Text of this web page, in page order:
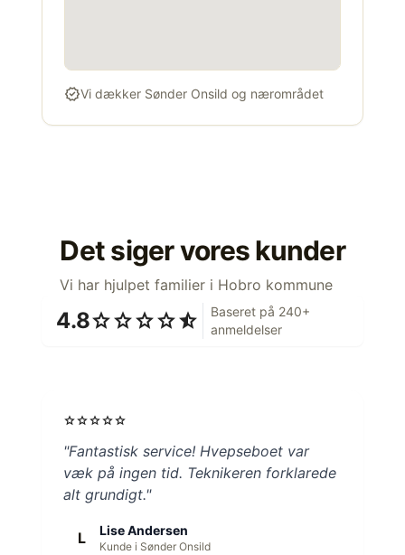
verifiedVi dækker Sønder Onsild og nærområdet
Det siger vores kunder
Vi har hjulpet familier i Hobro kommune
4.8starstarstarstarstar_half
Baseret på 240+
anmeldelser
starstarstarstarstar
"Fantastisk service! Hvepseboet var
væk på ingen tid. Teknikeren forklarede
alt grundigt."
L Lise Andersen
Kunde i Sønder Onsild